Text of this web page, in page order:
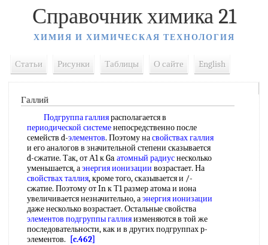
Справочник химика 21
ХИМИЯ И ХИМИЧЕСКАЯ ТЕХНОЛОГИЯ
Статьи Рисунки Таблицы О сайте English
Галлий
Подгруппа галлиярасполагается в
периодической системенепосредственно после
семейств d-элементов. Поэтому насвойствах галлия
и его аналогов в значительной степени сказывается
d-сжатие. Так, от А1 к Gaатомный радиуснесколько
уменьшается, аэнергия ионизации возрастает. На
свойствах таллия, кроме того, сказывается и /-
сжатие. Поэтому от In к Т1 размер атома и иона
увеличивается незначительно, аэнергия ионизации
даже несколько возрастает. Остальные свойства
элементов подгруппы галлияизменяются в той же
последовательности, как и в других подгруппах р-
элементов.
[c.462]